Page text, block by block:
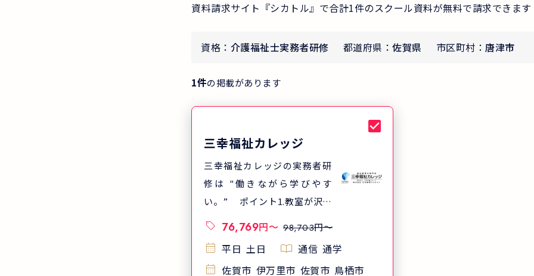
資料請求サイト『シカトル』で合計1件のスクール資料が無料で請求できます
資格： 介護福祉士実務者研修 都道府県： 佐賀県 市区町村： 唐津市
1件の掲載があります
三幸福祉カレッジ
三幸福祉カレッジの実務者研
修は "働きながら学びやす
い。” ポイント1.教室が沢山
あり、自宅や職場の近くで通
学しやすい ポイント2.クラ
スが沢山あり、通学日が選び
やすい ポイント3.通学日数
76,769円〜 98,703円〜
平日 土日 通信 通学
佐賀市 伊万里市 佐賀市 鳥栖市